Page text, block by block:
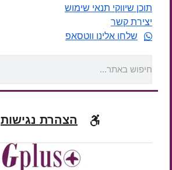
תוכן שיווקי תנאי שימוש
יצירת קשר
שלחו אלינו ווטסאפ
הצהרת נגישות